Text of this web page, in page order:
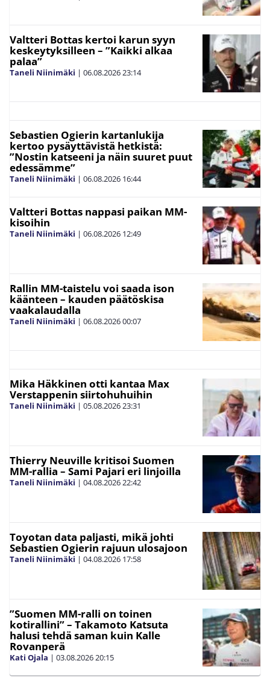
Valtteri Bottas kertoi karun syyn
keskeytyksilleen – ”Kaikki alkaa
palaa”
Taneli Niinimäki | 06.08.202623:14
Sebastien Ogierin kartanlukija
kertoo pysäyttävistä hetkistä:
”Nostin katseeni ja näin suuret puut
edessämme”
Taneli Niinimäki | 06.08.2026 16:44
Valtteri Bottas nappasi paikan MM-
kisoihin
Taneli Niinimäki | 06.08.2026 12:49
Rallin MM-taistelu voi saada ison
käänteen – kauden päätöskisa
vaakalaudalla
Taneli Niinimäki | 06.08.202600:07
Mika Häkkinen otti kantaa Max
Verstappenin siirtohuhuihin
Taneli Niinimäki | 05.08.202623:31
Thierry Neuville kritisoi Suomen
MM-rallia – Sami Pajari eri linjoilla
Taneli Niinimäki | 04.08.202622:42
Toyotan data paljasti, mikä johti
Sebastien Ogierin rajuun ulosajoon
Taneli Niinimäki | 04.08.2026 17:58
”Suomen MM-ralli on toinen
kotirallini” – Takamoto Katsuta
halusi tehdä saman kuin Kalle
Rovanperä
Kati Ojala | 03.08.202620:15